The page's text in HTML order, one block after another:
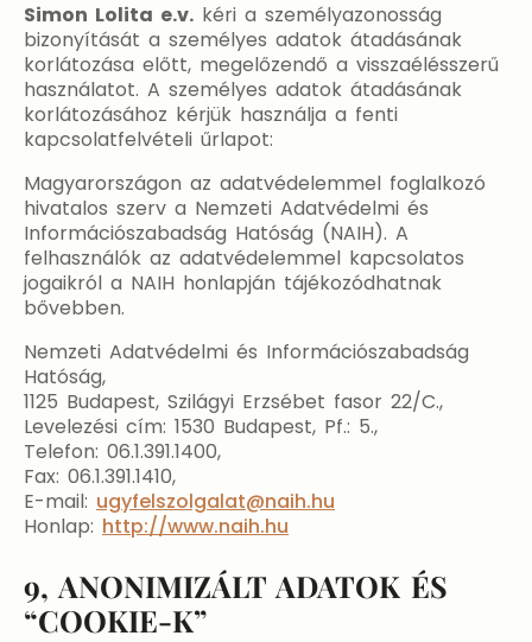
Simon Lolita e.v. kéri a személyazonosság
bizonyítását a személyes adatok átadásának
korlátozása előtt, megelőzendő a visszaélésszerű
használatot. A személyes adatok átadásának
korlátozásához kérjük használja a fenti
kapcsolatfelvételi űrlapot:
Magyarországon az adatvédelemmel foglalkozó
hivatalos szerv a Nemzeti Adatvédelmi és
Információszabadság Hatóság (NAIH). A
felhasználók az adatvédelemmel kapcsolatos
jogaikról a NAIH honlapján tájékozódhatnak
bővebben.
Nemzeti Adatvédelmi és Információszabadság
Hatóság,
1125 Budapest, Szilágyi Erzsébet fasor 22/C.,
Levelezési cím: 1530 Budapest, Pf.: 5.,
Telefon: 06.1.391.1400,
Fax: 06.1.391.1410,
E-mail: ugyfelszolgalat@naih.hu
Honlap: http://www.naih.hu
9, ANONIMIZÁLT ADATOK ÉS
“COOKIE-K”